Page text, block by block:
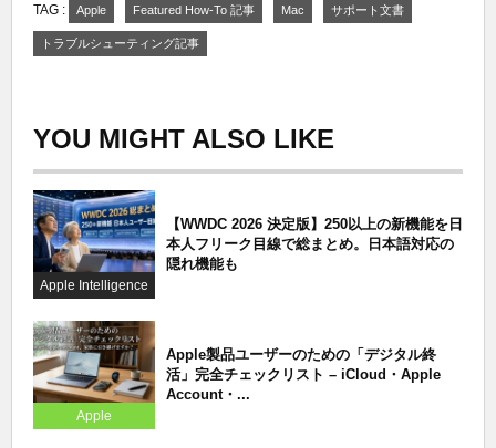
TAG : Apple Featured How-To 記事 Mac サポート文書
トラブルシューティング記事
YOU MIGHT ALSO LIKE
Apple Intelligence
【WWDC 2026 決定版】250以上の新機能を日
本人フリーク目線で総まとめ。日本語対応の
隠れ機能も
Apple
Apple製品ユーザーのための「デジタル終
活」完全チェックリスト – iCloud・Apple
Account・...